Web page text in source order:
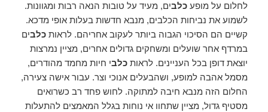
לחלום על מופעכלבים, מעיד על טובות הנאה רבות ומגוונות.
לשמוע את נביחות הכלבים, מנבא חדשות בעלות אופי מדכא.
קשיים הם הסיכוי הגבוה ביותר לעקוב אחריהם. לראותכלבים
במרדף אחר שועלים ומשחקים גדולים אחרים, מציין נמרצות
יוצאת דופן בכל העניינים. לראותכלבי חיות מחמד מהודרים,
מסמל אהבה למופע, ושהבעלים אנוכי וצר. עבור אישה צעירה,
החלום הזה מנבא חיבה למתוקה. לחוש פחד רב כשרואים
מסטיף גדול, מציין שתחוו אי נוחות בגלל המאמצים להתעלות